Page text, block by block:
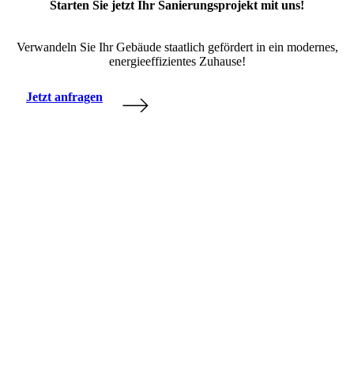
Starten Sie jetzt Ihr Sanierungsprojekt mit uns!
Verwandeln Sie Ihr Gebäude staatlich gefördert in ein modernes,
energieeffizientes Zuhause!
Jetzt anfragen